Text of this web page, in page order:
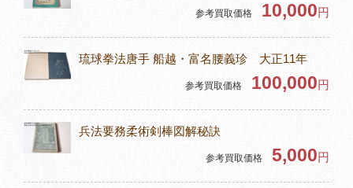
参考買取価格 10,000円
琉球拳法唐手 船越・富名腰義珍 大正11年
参考買取価格 100,000円
兵法要務柔術剣棒図解秘訣
参考買取価格 5,000円